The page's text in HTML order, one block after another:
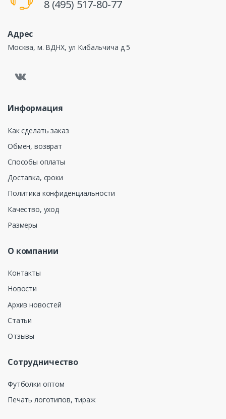
8 (495) 517-80-77
Адрес
Москва, м. ВДНХ, ул Кибальчича д 5
Информация
Как сделать заказ
Обмен, возврат
Способы оплаты
Доставка, сроки
Политика конфиденциальности
Качество, уход
Размеры
О компании
Контакты
Новости
Архив новостей
Статьи
Отзывы
Сотрудничество
Футболки оптом
Печать логотипов, тираж